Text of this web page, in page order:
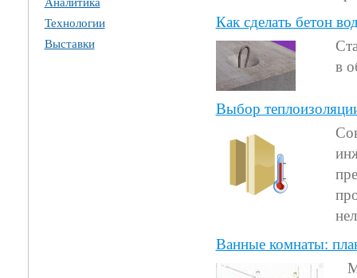
Технологии
Выставки
Как сделать бетон
в
Выбор
Ванные комнаты: